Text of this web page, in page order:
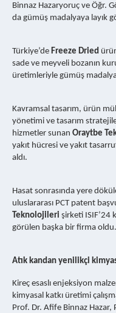
Binnaz Hazaryoruç ve Öğr.
da gümüş madalyaya layık
Türkiye’de Freeze Dried
sade ve meyveli bozanın
üretimleriyle gümüş
Kavramsal tasarım, ürün
yönetimi ve tasarım
hizmetler sunan Oraytbe
yakıt hücresi ve yakıt
aldı.
Hasat sonrasında yere
uluslararası PCT patent
Teknolojileri şirketi ISIF’24
görülen başka bir firma oldu.
Atık kandan yenilikçi
Kireç esaslı enjeksiyon
kimyasal katkı üretimi
Prof. Dr. Afife Binnaz Hazar,